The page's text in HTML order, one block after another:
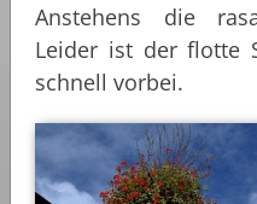
Anstehens die
Leider ist der flotte
schnell vorbei.